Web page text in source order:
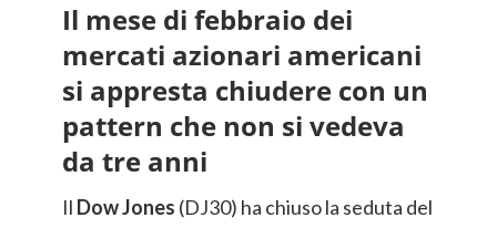
Il mese di febbraio dei
mercati azionari americani
si appresta chiudere con un
pattern che non si vedeva
da tre anni
Il Dow Jones (DJ30) ha chiuso la seduta del